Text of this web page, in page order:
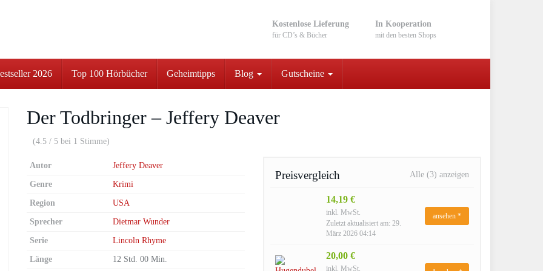
Kostenlose Lieferung
für CD’s & Bücher
In Kooperation
mit den besten Shops
2026 Top 100 Hörbücher Geheimtipps Blog Gutscheine
Der Todbringer – Jeffery Deaver
(4.5 / 5 bei 1 Stimme)
Alle (3) anzeigen
Preisvergleich
14,19 €
inkl. MwSt.
Zuletzt aktualisiert am: 29.
März 2026 04:14
ansehen *
20,00 €
inkl. MwSt.
Autor Jeffery Deaver
Genre Krimi
Region USA
Sprecher Dietmar Wunder
Serie Lincoln Rhyme
Länge 12 Std. 00 Min.